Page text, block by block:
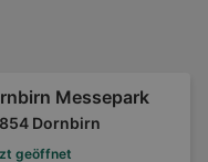
Messepark
Dornbirn
geöffnet